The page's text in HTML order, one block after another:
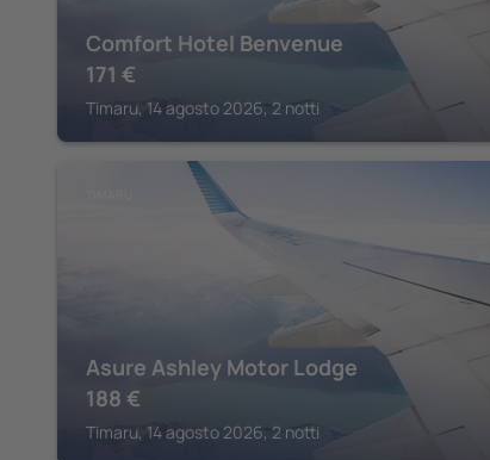
Comfort Hotel Benvenue
171 €
Timaru, 14 agosto 2026, 2 notti
Asure Ashley Motor Lodge
188 €
Timaru, 14 agosto 2026, 2 notti